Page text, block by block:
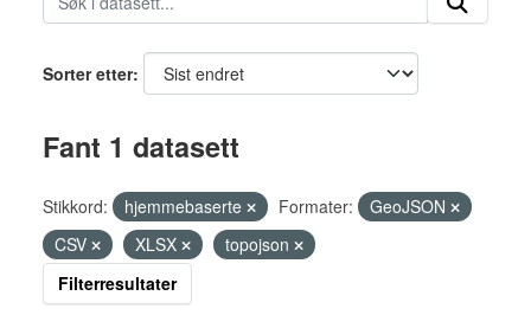
Sorter etter
Fant 1 datasett
Stikkord: hjemmebaserte Formater:
GeoJSON
CSV
XLSX
topojson
Filterresultater